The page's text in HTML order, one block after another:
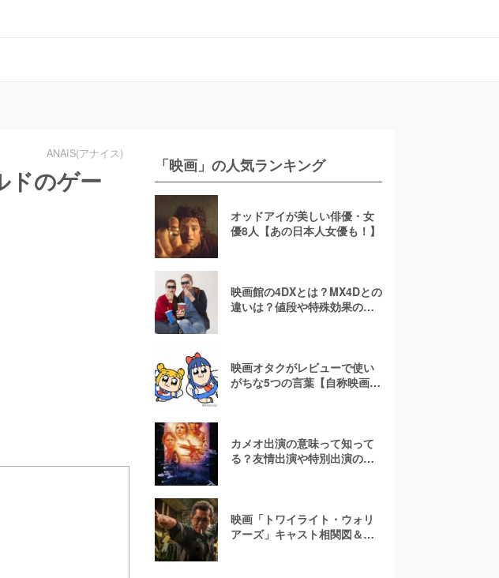
ANAIS(アナイス)
のゲー
「映画」の人気ランキング
オッドアイが美しい俳優・女
優8人【あの日本人女優も！】
映画館の4DXとは？MX4Dとの
違いは？値段や特殊効果の注
映画オタクがレビューで使い
がちな5つの言葉【自称映画オ
カメオ出演の意味って知って
る？友情出演や特別出演の違
映画「トワイライト・ウォリ
アーズ」キャスト相関図＆登